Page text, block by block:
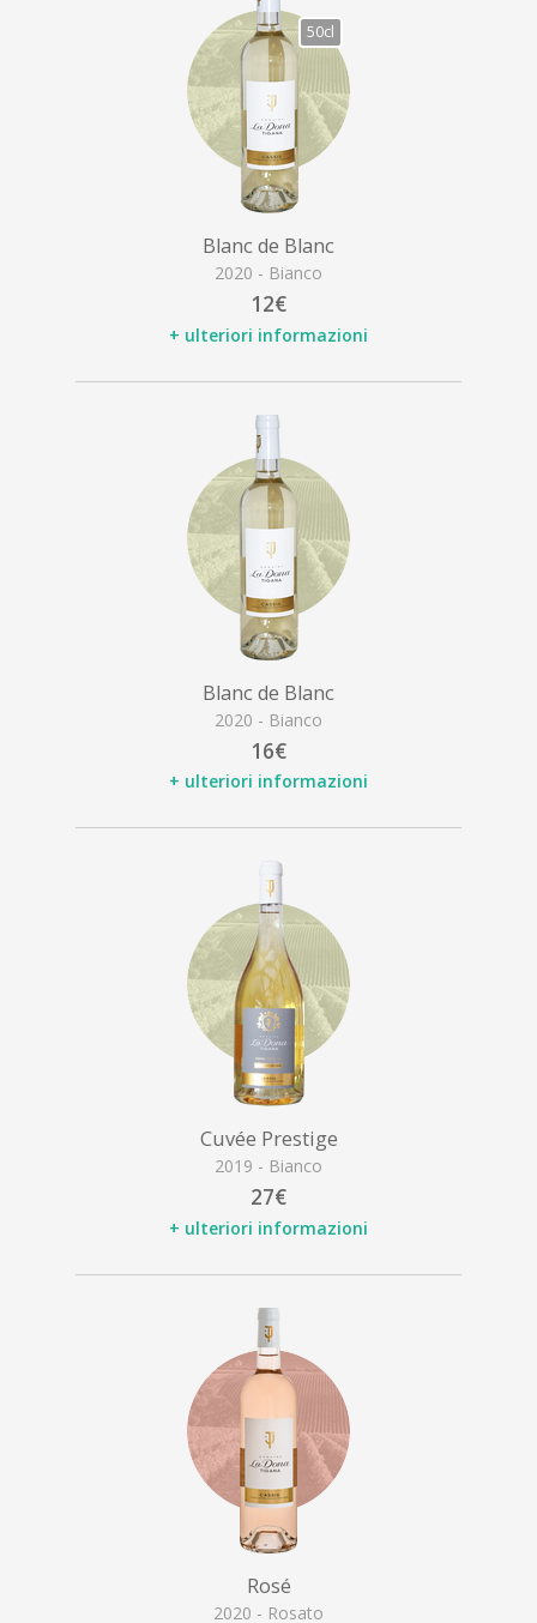
50cl
Blanc de Blanc
2020 - Bianco
12€
+ ulteriori informazioni
Blanc de Blanc
2020 - Bianco
16€
+ ulteriori informazioni
Cuvée Prestige
2019 - Bianco
27€
+ ulteriori informazioni
Rosé
2020 - Rosato